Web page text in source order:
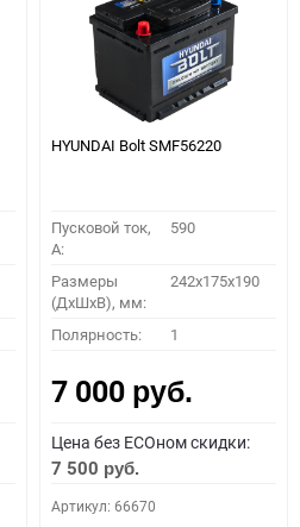
HYUNDAI Bolt SMF56220
Пусковой ток,
A:
590
Размеры
(ДхШхВ), мм:
242x175x190
Полярность: 1
7 000 руб.
Цена без ECOном скидки:
7 500 руб.
Артикул: 66670